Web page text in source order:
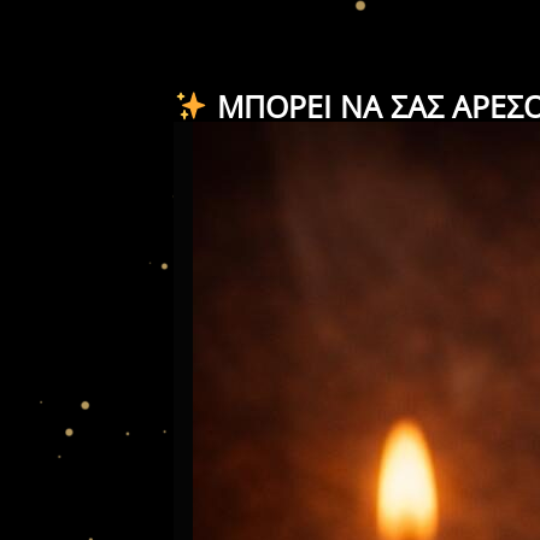
ΜΠΟΡΕΊ ΝΑ ΣΑΣ